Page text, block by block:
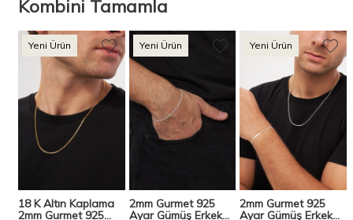
Kombini Tamamla
Yeni Ürün
18 K Altın Kaplama
2mm Gurmet 925
Yeni Ürün
2mm Gurmet 925
Ayar Gümüş Erkek
Yeni Ürün
2mm Gurmet 925
Ayar Gümüş Erkek